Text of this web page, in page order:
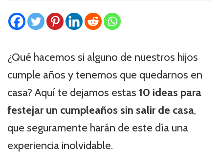
¿Qué hacemos si alguno de nuestros hijos
cumple años y tenemos que quedarnos en
casa? Aquí te dejamos estas 10 ideas para
festejar un cumpleaños sin salir de casa,
que seguramente harán de este día una
experiencia inolvidable.